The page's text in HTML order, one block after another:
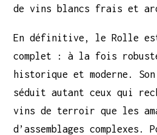
de vins blancs frais et
En définitive, le Rolle est
complet : à la fois
historique et moderne.
séduit autant ceux qui
vins de terroir que les
d’assemblages complexes.